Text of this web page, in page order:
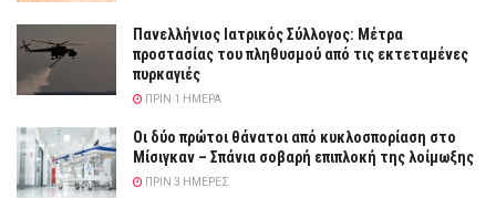
Πανελλήνιος Ιατρικός Σύλλογος: Μέτρα
προστασίας του πληθυσμού από τις εκτεταμένες
πυρκαγιές
ΠΡΙΝ 1 ΗΜΈΡΑ
Οι δύο πρώτοι θάνατοι από κυκλοσπορίαση στο
Μίσιγκαν – Σπάνια σοβαρή επιπλοκή της λοίμωξης
ΠΡΙΝ 3 ΗΜΈΡΕΣ